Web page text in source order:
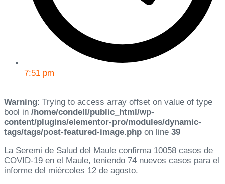
7:51 pm
Warning: Trying to access array offset on value of type
bool in /home/condell/public_html/wp-
content/plugins/elementor-pro/modules/dynamic-
tags/tags/post-featured-image.php on line 39
La Seremi de Salud del Maule confirma 10058 casos de
COVID-19 en el Maule, teniendo 74 nuevos casos para el
informe del miércoles 12 de agosto.